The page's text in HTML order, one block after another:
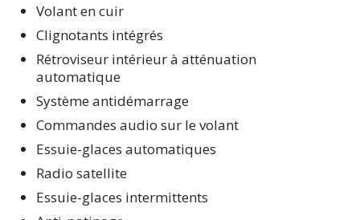
Volant en cuir
Clignotants intégrés
Rétroviseur intérieur à atténuation
automatique
Système antidémarrage
Commandes audio sur le volant
Essuie-glaces automatiques
Radio satellite
Essuie-glaces intermittents